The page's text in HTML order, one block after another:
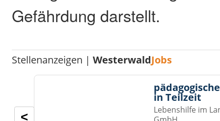
Gefährdung darstellt.
Stellenanzeigen |WesterwaldJobs
in Teilzeit
Lebenshilfe im
<